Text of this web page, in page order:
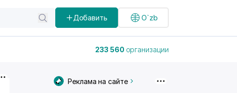
Добавить O`zb
233 560 организации
Реклама на сайте